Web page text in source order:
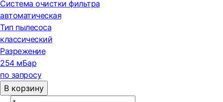
Система очистки фильтра
автоматическая
Тип пылесоса
классический
Разрежение
254 мБар
по запросу
В корзину